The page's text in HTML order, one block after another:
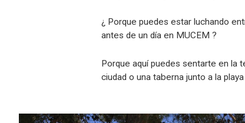
¿ Porque puedes estar luchando
antes de un día en MUCEM ?
Porque aquí puedes sentarte en la
ciudad o una taberna junto a la playa